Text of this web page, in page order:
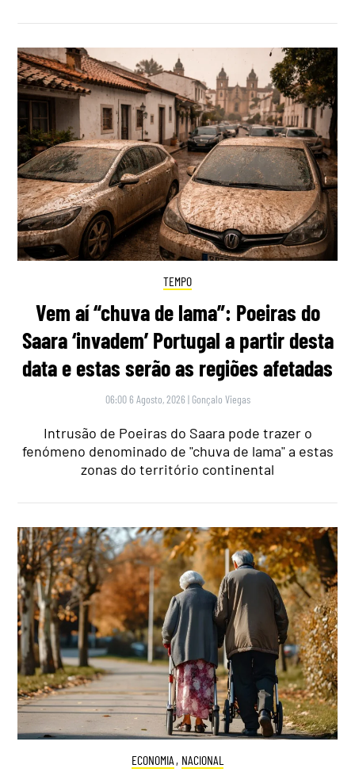
TEMPO
Vem aí “chuva de lama”: Poeiras do
Saara ‘invadem’ Portugal a partir desta
data e estas serão as regiões afetadas
06:00 6 Agosto, 2026 | Gonçalo Viegas
Intrusão de Poeiras do Saara pode trazer o
fenómeno denominado de "chuva de lama" a estas
zonas do território continental
ECONOMIA , NACIONAL